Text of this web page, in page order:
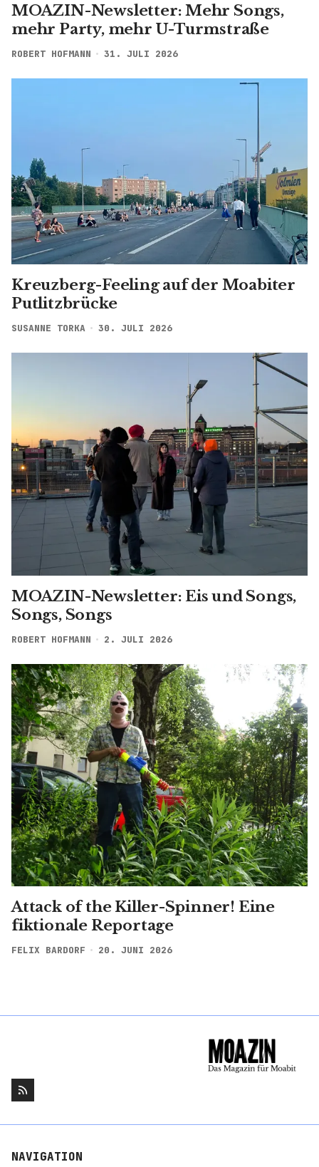
MOAZIN-Newsletter: Mehr Songs,
mehr Party, mehr U-Turmstraße
ROBERT HOFMANN 31. JULI 2026
Kreuzberg-Feeling auf der Moabiter
Putlitzbrücke
SUSANNE TORKA 30. JULI 2026
MOAZIN-Newsletter: Eis und Songs,
Songs, Songs
ROBERT HOFMANN 2. JULI 2026
Attack of the Killer-Spinner! Eine
fiktionale Reportage
FELIX BARDORF 20. JUNI 2026
NAVIGATION